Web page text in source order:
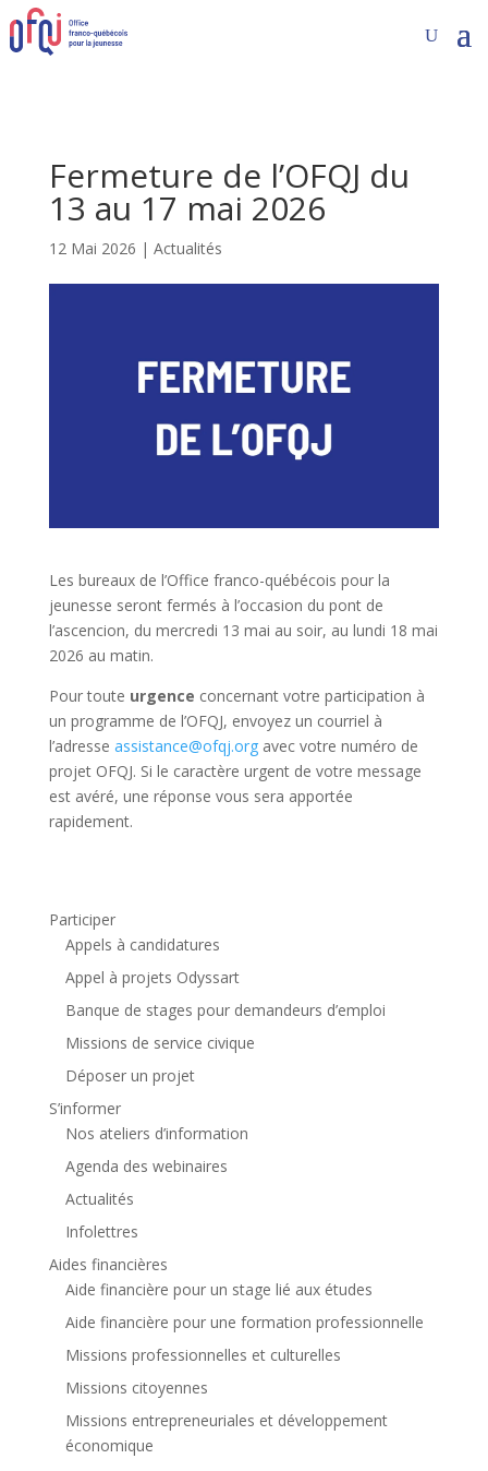
Fermeture de l’OFQJ du
13 au 17 mai 2026
12 Mai 2026 | Actualités
Les bureaux de l’Office franco-québécois pour la
jeunesse seront fermés à l’occasion du pont de
l’ascencion, du mercredi 13 mai au soir, au lundi 18 mai
2026 au matin.
Pour toute urgence concernant votre participation à
un programme de l’OFQJ, envoyez un courriel à
l’adresse assistance@ofqj.orgavec votre numéro de
projet OFQJ. Si le caractère urgent de votre message
est avéré, une réponse vous sera apportée
rapidement.
Participer
Appels à candidatures
Appel à projets Odyssart
Banque de stages pour demandeurs d’emploi
Missions de service civique
Déposer un projet
S’informer
Nos ateliers d’information
Agenda des webinaires
Actualités
Infolettres
Aides financières
Aide financière pour un stage lié aux études
Aide financière pour une formation professionnelle
Missions professionnelles et culturelles
Missions citoyennes
Missions entrepreneuriales et développement
économique